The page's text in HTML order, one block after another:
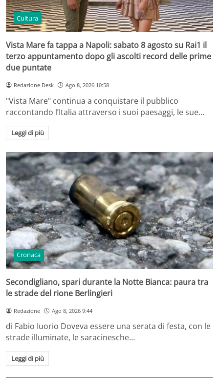
Cultura
Vista Mare fa tappa a Napoli: sabato 8 agosto su Rai1 il
terzo appuntamento dopo gli ascolti record delle prime
due puntate
Redazione Desk Ago 8, 2026 10:58
"Vista Mare" continua a conquistare il pubblico
raccontando l’Italia attraverso i suoi paesaggi, le sue…
Leggi di più
Cronaca
Secondigliano, spari durante la Notte Bianca: paura tra
le strade del rione Berlingieri
Redazione Ago 8, 2026 9:44
di Fabio Iuorio Doveva essere una serata di festa, con le
strade illuminate, le saracinesche…
Leggi di più